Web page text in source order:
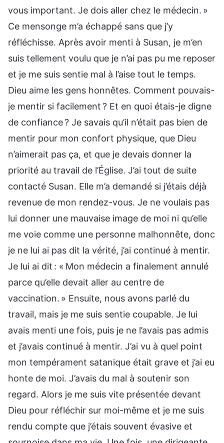
vous important. Je dois aller chez le médecin. »
Ce mensonge m’a échappé sans que j’y
réfléchisse. Après avoir menti à Susan, je m’en
suis tellement voulu que je n’ai pas pu me reposer
et je me suis sentie mal à l’aise tout le temps.
Dieu aime les gens honnêtes. Comment pouvais-
je mentir si facilement ? Et en quoi étais-je digne
de confiance ? Je savais qu’il n’était pas bien de
mentir pour mon confort physique, que Dieu
n’aimerait pas ça, et que je devais donner la
priorité au travail de l’Église. J’ai tout de suite
contacté Susan. Elle m’a demandé si j’étais déjà
revenue de mon rendez-vous. Je ne voulais pas
lui donner une mauvaise image de moi ni qu’elle
me voie comme une personne malhonnête, donc
je ne lui ai pas dit la vérité, j’ai continué à mentir.
Je lui ai dit : « Mon médecin a finalement annulé
parce qu’elle devait aller au centre de
vaccination. » Ensuite, nous avons parlé du
travail, mais je me suis sentie coupable. Je lui
avais menti une fois, puis je ne l’avais pas admis
et j’avais continué à mentir. J’ai vu à quel point
mon tempérament satanique était grave et j’ai eu
honte de moi. J’avais du mal à soutenir son
regard. Alors je me suis vite présentée devant
Dieu pour réfléchir sur moi-même et je me suis
rendu compte que j’étais souvent évasive et